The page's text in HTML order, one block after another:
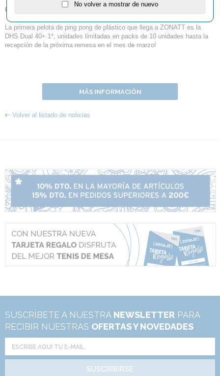
08.02.2018
La primera pelota de ping pong de plástico que llega a ZONATT es la
DHS Dual 40+ 1*, unidades limitadas en packs de 10 unidades hasta la
recepción de la próxima remesa en el mes de marzo!
MÁS INFORMACIÓN
Volver al listado de noticias
SUSCRÍBETE A NUESTRA NEWSLETTER PARA
RECIBIR NUESTRAS OFERTAS Y NOVEDADES
SUSCRIBIRSE
No volver a mostrar de nuevo